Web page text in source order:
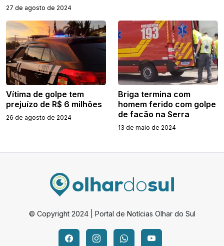
27 de agosto de 2024
Vítima de golpe tem
prejuízo de R$ 6 milhões
26 de agosto de 2024
Briga termina com
homem ferido com golpe
de facão na Serra
13 de maio de 2024
© Copyright 2024 | Portal de Notícias Olhar do Sul